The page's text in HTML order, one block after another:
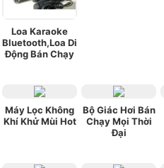
Loa Karaoke
Bluetooth,Loa Di
Động Bán Chạy
Máy Lọc Không
Khí Khử Mùi Hot
Bộ Giác Hơi Bán
Chạy Mọi Thời
Đại